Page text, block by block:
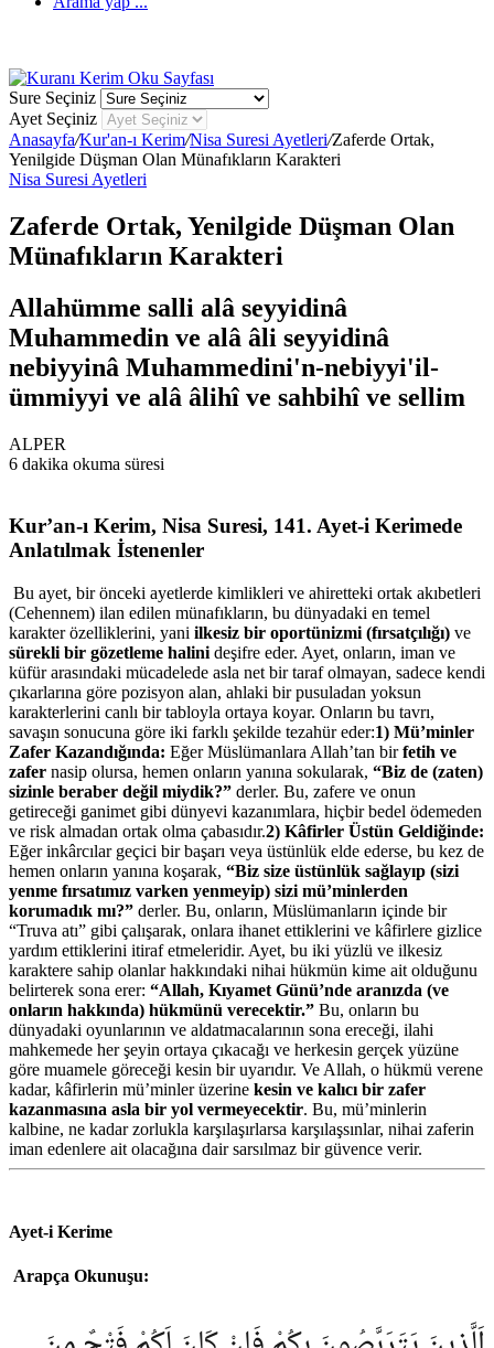
Sure Seçiniz
Ayet Seçiniz
Anasayfa/Kur'an-ı Kerim/Nisa Suresi Ayetleri/Zaferde Ortak,
Yenilgide Düşman Olan Münafıkların Karakteri
Nisa Suresi Ayetleri
Zaferde Ortak, Yenilgide Düşman Olan
Münafıkların Karakteri
Allahümme salli alâ seyyidinâ
Muhammedin ve alâ âli seyyidinâ
nebiyyinâ Muhammedini'n-nebiyyi'il-
ümmiyyi ve alâ âlihî ve sahbihî ve sellim
ALPER
6 dakika okuma süresi
Kur’an-ı Kerim, Nisa Suresi, 141. Ayet-i Kerimede
Anlatılmak İstenenler
Bu ayet, bir önceki ayetlerde kimlikleri ve ahiretteki ortak akıbetleri
(Cehennem) ilan edilen münafıkların, bu dünyadaki en temel
karakter özelliklerini, yani ilkesiz bir oportünizmi (fırsatçılığı) ve
sürekli bir gözetleme halini deşifre eder. Ayet, onların, iman ve
küfür arasındaki mücadelede asla net bir taraf olmayan, sadece kendi
çıkarlarına göre pozisyon alan, ahlaki bir pusuladan yoksun
karakterlerini canlı bir tabloyla ortaya koyar. Onların bu tavrı,
savaşın sonucuna göre iki farklı şekilde tezahür eder:1) Mü’minler
Zafer Kazandığında: Eğer Müslümanlara Allah’tan birfetih ve
zafer nasip olursa, hemen onların yanına sokularak, “Biz de (zaten)
sizinle beraber değil miydik?” derler. Bu, zafere ve onun
getireceği ganimet gibi dünyevi kazanımlara, hiçbir bedel ödemeden
ve risk almadan ortak olma çabasıdır.2) Kâfirler Üstün Geldiğinde:
Eğer inkârcılar geçici bir başarı veya üstünlük elde ederse, bu kez de
hemen onların yanına koşarak, “Biz size üstünlük sağlayıp (sizi
yenme fırsatımız varken yenmeyip) sizi mü’minlerden
korumadık mı?” derler. Bu, onların, Müslümanların içinde bir
“Truva atı” gibi çalışarak, onlara ihanet ettiklerini ve kâfirlere gizlice
yardım ettiklerini itiraf etmeleridir. Ayet, bu iki yüzlü ve ilkesiz
karaktere sahip olanlar hakkındaki nihai hükmün kime ait olduğunu
belirterek sona erer: “Allah, Kıyamet Günü’nde aranızda (ve
onların hakkında) hükmünü verecektir.” Bu, onların bu
dünyadaki oyunlarının ve aldatmacalarının sona ereceği, ilahi
mahkemede her şeyin ortaya çıkacağı ve herkesin gerçek yüzüne
göre muamele göreceği kesin bir uyarıdır. Ve Allah, o hükmü verene
kadar, kâfirlerin mü’minler üzerine kesin ve kalıcı bir zafer
kazanmasına asla bir yol vermeyecektir. Bu, mü’minlerin
kalbine, ne kadar zorlukla karşılaşırlarsa karşılaşsınlar, nihai zaferin
iman edenlere ait olacağına dair sarsılmaz bir güvence verir.
Ayet-i Kerime
Arapça Okunuşu: